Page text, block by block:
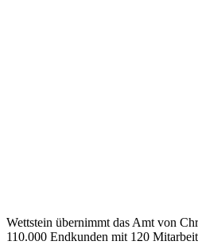
Wettstein übernimmt das Amt von
110.000 Endkunden mit 120